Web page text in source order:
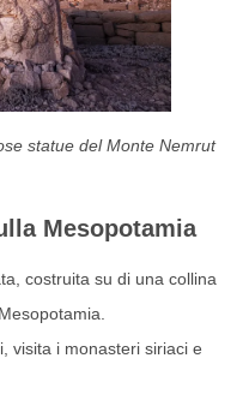
statue del Monte Nemrut
Mesopotamia
costruita su di una collina
visita i monasteri siriaci e